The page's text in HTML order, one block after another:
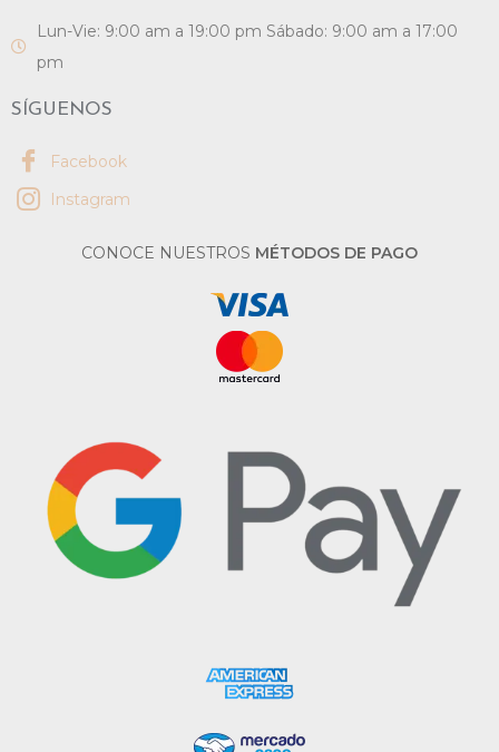
Lun-Vie: 9:00 am a 19:00 pm Sábado: 9:00 am a 17:00
pm
SÍGUENOS
Facebook
Instagram
CONOCE NUESTROS MÉTODOS DE PAGO